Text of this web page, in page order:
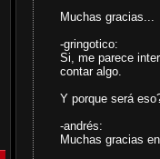
Muchas gracias...
-gringotico:
Si, me parece
contar algo.
Y porque será
-andrés:
Muchas gracias